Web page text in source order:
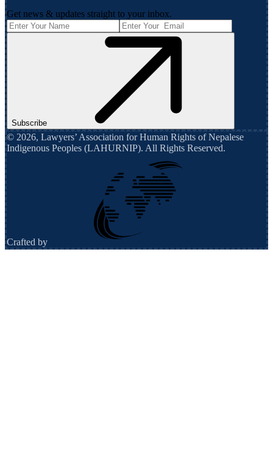
Get news & updates straight to your inbox.
Subscribe
© 2026, Lawyers’ Association for Human Rights of Nepalese
Indigenous Peoples (LAHURNIP). All Rights Reserved.
Crafted by